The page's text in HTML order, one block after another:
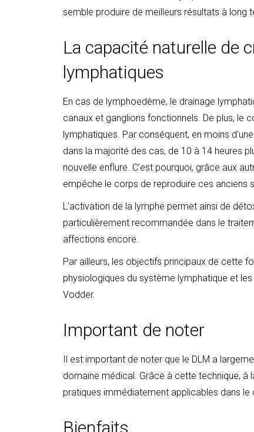
semble produire de meilleurs résultats à long
La capacité naturelle de
lymphatiques
En cas de lymphoedème, le drainage
canaux et ganglions fonctionnels. De plus, le
lymphatiques. Par conséquent, en moins
dans la majorité des cas, de 10 à 14 heures
nouvelle enflure. C’est pourquoi, grâce aux
empêche le corps de reproduire ces anciens
L’activation de la lymphe permet ainsi de
particulièrement recommandée dans le
affections encore.
Par ailleurs, les objectifs principaux de cette
physiologiques du système lymphatique et
Vodder.
Important de noter
Il est important de noter que le DLM a
domaine médical. Grâce à cette technique, à
pratiques immédiatement applicables dans le
Bienfaits